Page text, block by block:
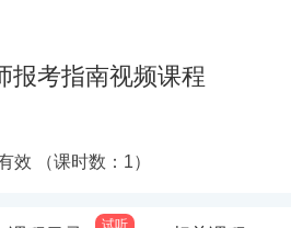
报考指南视频课程
效 （课时数： 1）
试听